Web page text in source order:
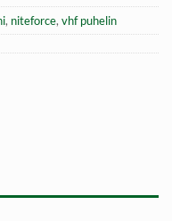
, niteforce, vhf puhelin